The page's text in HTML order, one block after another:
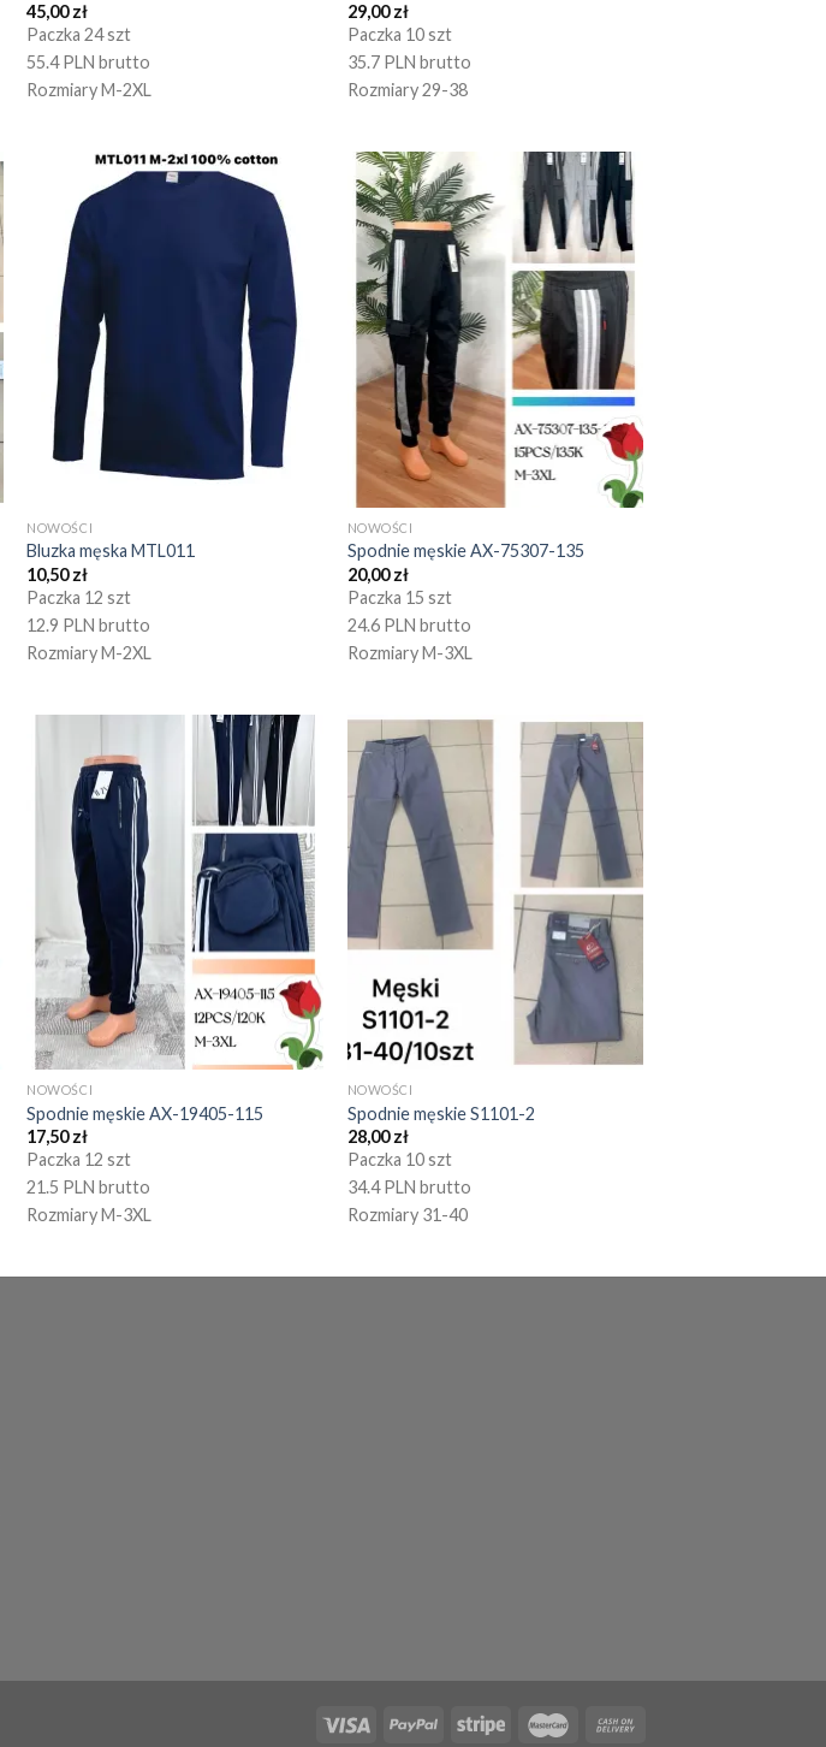
45,00zł
Paczka 24 szt
55.4 PLN brutto
Rozmiary M-2XL
29,00zł
Paczka 10 szt
35.7 PLN brutto
Rozmiary 29-38
NOWOŚCI
Bluzka męska MTL011
10,50zł
Paczka 12 szt
12.9 PLN brutto
Rozmiary M-2XL
NOWOŚCI
Spodnie męskie AX-75307-135
20,00zł
Paczka 15 szt
24.6 PLN brutto
Rozmiary M-3XL
NOWOŚCI
Spodnie męskie AX-19405-115
17,50zł
Paczka 12 szt
21.5 PLN brutto
Rozmiary M-3XL
NOWOŚCI
Spodnie męskie S1101-2
28,00zł
Paczka 10 szt
34.4 PLN brutto
Rozmiary 31-40